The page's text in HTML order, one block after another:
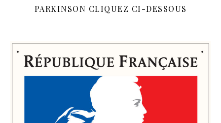
PARKINSON CLIQUEZ CI-DESSOUS